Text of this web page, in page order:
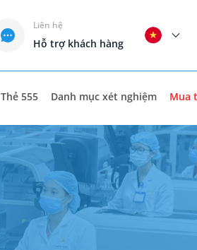
Liên hệ
Hỗ trợ khách hàng
Thẻ 555 Danh mục xét nghiệm Mua